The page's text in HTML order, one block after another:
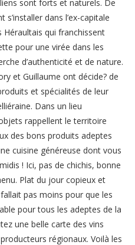
liens sont forts et naturels. De
dans l’ex-capitale
qui franchissent
pour une virée dans les
d’authenticité et de nature.
et Guillaume ont décide? de
et spécialités de leur
Dans un lieu
rappellent le territoire
des bons produits adeptes
cuisine généreuse dont vous
! Ici, pas de chichis, bonne
Plat du jour copieux et
pas moins pour que les
pour tous les adeptes de la
une belle carte des vins
régionaux. Voilà les